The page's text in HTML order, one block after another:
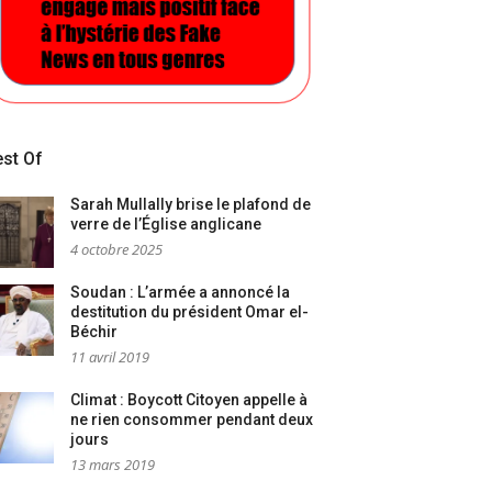
Of
Sarah Mullally brise le plafond de
verre de l’Église anglicane
4 octobre 2025
Soudan : L’armée a annoncé la
destitution du président Omar el-
Béchir
11 avril 2019
Climat : Boycott Citoyen appelle à
ne rien consommer pendant deux
jours
13 mars 2019